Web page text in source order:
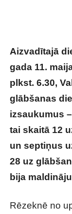
Aizvadītajā
gada 11.
plkst. 6.30,
glābšanas
izsaukumus
tai skaitā 12
un septiņus
28 uz
bija
Rēzeknē no